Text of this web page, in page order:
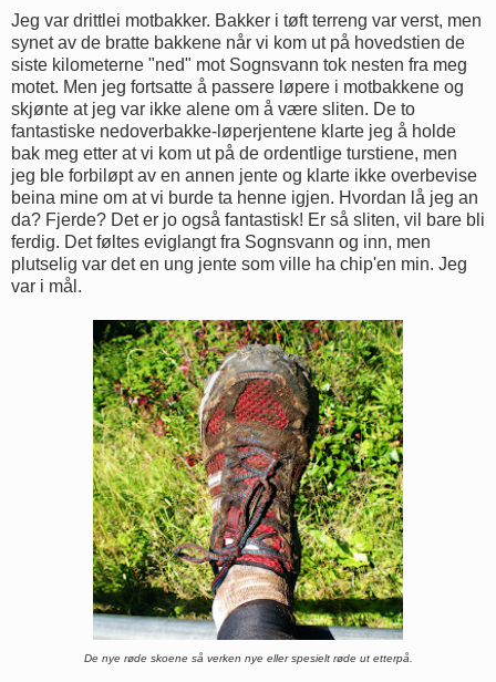
Jeg var drittlei motbakker. Bakker i tøft terreng var verst, men
synet av de bratte bakkene når vi kom ut på hovedstien de
siste kilometerne "ned" mot Sognsvann tok nesten fra meg
motet. Men jeg fortsatte å passere løpere i motbakkene og
skjønte at jeg var ikke alene om å være sliten. De to
fantastiske nedoverbakke-løperjentene klarte jeg å holde
bak meg etter at vi kom ut på de ordentlige turstiene, men
jeg ble forbiløpt av en annen jente og klarte ikke overbevise
beina mine om at vi burde ta henne igjen. Hvordan lå jeg an
da? Fjerde? Det er jo også fantastisk! Er så sliten, vil bare bli
ferdig. Det føltes eviglangt fra Sognsvann og inn, men
plutselig var det en ung jente som ville ha chip'en min. Jeg
var i mål.
De nye røde skoene så verken nye eller spesielt røde ut etterpå.